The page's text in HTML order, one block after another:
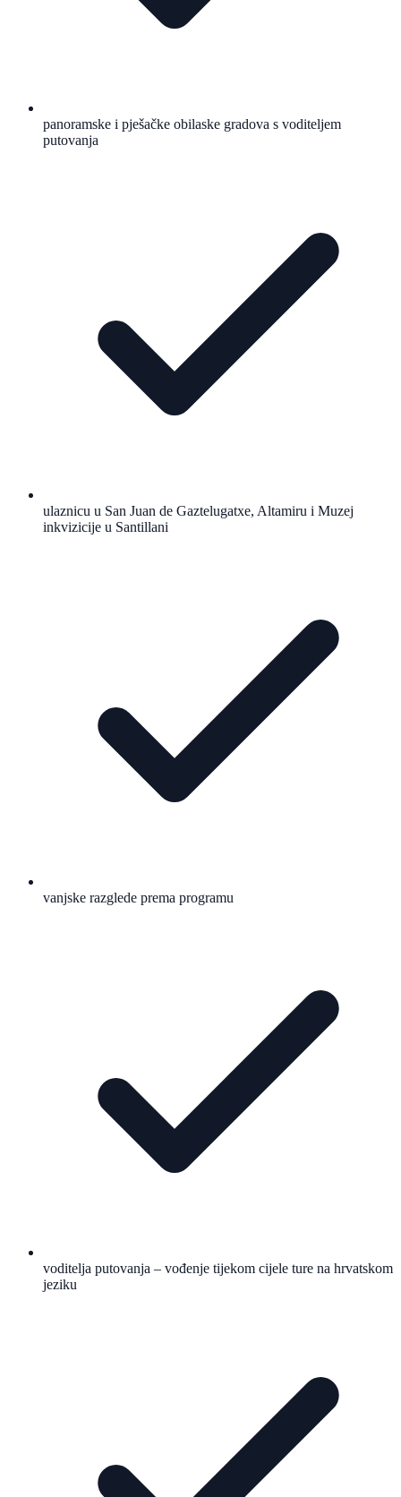
panoramske i pješačke obilaske gradova s voditeljem
putovanja
ulaznicu u San Juan de Gaztelugatxe, Altamiru i Muzej
inkvizicije u Santillani
vanjske razglede prema programu
voditelja putovanja – vođenje tijekom cijele ture na hrvatskom
jeziku